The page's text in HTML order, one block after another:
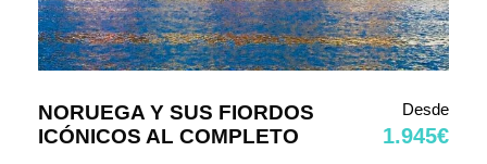
NORUEGA Y SUS FIORDOS
ICÓNICOS AL COMPLETO
Desde
1.945€